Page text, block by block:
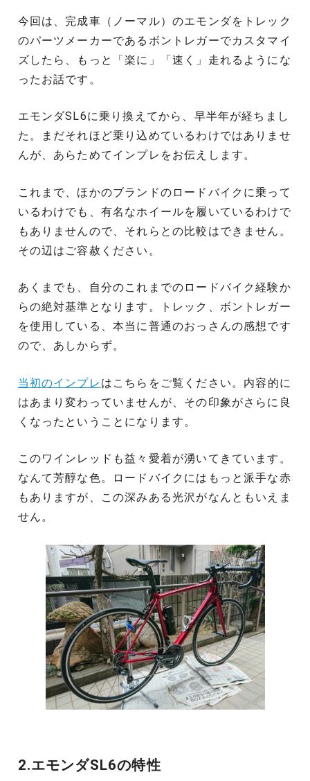
今回は、完成車（ノーマル）のエモンダをトレック
のパーツメーカーであるボントレガーでカスタマイ
ズしたら、もっと「楽に」「速く」走れるようにな
ったお話です。
エモンダSL6に乗り換えてから、早半年が経ちまし
た。まだそれほど乗り込めているわけではありませ
んが、あらためてインプレをお伝えします。
これまで、ほかのブランドのロードバイクに乗って
いるわけでも、有名なホイールを履いているわけで
もありませんので、それらとの比較はできません。
その辺はご容赦ください。
あくまでも、自分のこれまでのロードバイク経験か
らの絶対基準となります。トレック、ボントレガー
を使用している、本当に普通のおっさんの感想です
ので、あしからず。
当初のインプレ はこちらをご覧ください。内容的に
はあまり変わっていませんが、その印象がさらに良
くなったということになります。
このワインレッドも益々愛着が湧いてきています。
なんて芳醇な色。ロードバイクにはもっと派手な赤
もありますが、この深みある光沢がなんともいえま
せん。
2.エモンダSL6の特性